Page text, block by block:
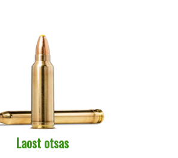
Laost otsas